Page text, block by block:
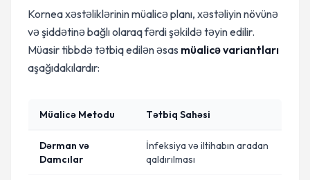
Kornea xəstəliklərinin müalicə planı, xəstəliyin növünə
və şiddətinə bağlı olaraq fərdi şəkildə təyin edilir.
Müasir tibbdə tətbiq edilən əsas müalicə variantları
aşağıdakılardır:
Müalicə Metodu Tətbiq Sahəsi
Dərman və
Damcılar
İnfeksiya və iltihabın aradan
qaldırılması